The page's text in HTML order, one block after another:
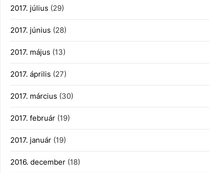
2017. július (29)
2017. június (28)
2017. május (13)
2017. április (27)
2017. március (30)
2017. február (19)
2017. január (19)
2016. december (18)